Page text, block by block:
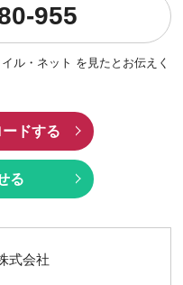
955
ル・ネット を見たとお伝えく
ドする
る
式会社